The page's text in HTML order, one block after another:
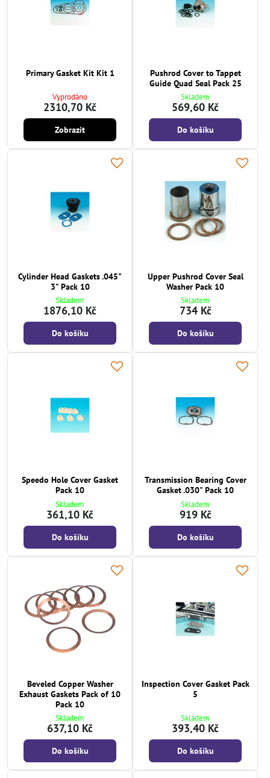
Primary Gasket Kit Kit 1
Vyprodáno
2310,70 Kč
Zobrazit
Pushrod Cover to Tappet
Guide Quad Seal Pack 25
Skladem
569,60 Kč
Do košíku
Cylinder Head Gaskets .045"
3" Pack 10
Skladem
1876,10 Kč
Do košíku
Upper Pushrod Cover Seal
Washer Pack 10
Skladem
734 Kč
Do košíku
Speedo Hole Cover Gasket
Pack 10
Skladem
361,10 Kč
Do košíku
Transmission Bearing Cover
Gasket .030" Pack 10
Skladem
919 Kč
Do košíku
Beveled Copper Washer
Exhaust Gaskets Pack of 10
Pack 10
Skladem
637,10 Kč
Do košíku
Inspection Cover Gasket Pack
5
Skladem
393,40 Kč
Do košíku